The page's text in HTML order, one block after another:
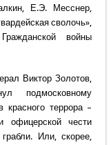
Е.Э. Месснер,
сволочь»,
войны
Виктор Золотов,
подмосковному
красного террора –
офицерской чести
Или, скорее,